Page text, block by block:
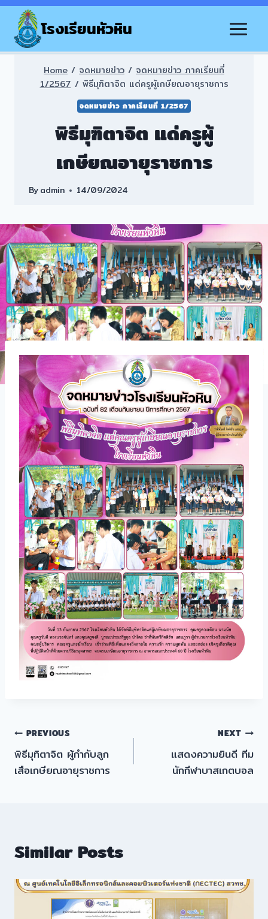
Skip
contentโรงเรียนหัวหิน
Home / จดหมายข่าว / จดหมายข่าว ภาคเรียนที่
1/2567 / พิธีมุฑิตาจิต แด่ครูผู้เกษียณอายุราชการ
จดหมายข่าว ภาคเรียนที่ 1/2567
พิธีมุฑิตาจิต แด่ครูผู้
เกษียณอายุราชการ
Byadmin 14/09/2024
แนะแนว
เรื่อง
PREVIOUS
พิธีมุทิตาจิต ผู้กำกับลูก
เสือเกษียณอายุราชการ
NEXT
แสดงความยินดี ทีม
นักกีฬาบาสเกตบอล
Similar Posts